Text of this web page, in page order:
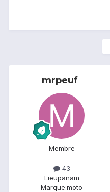
mrpeuf
Membre
43
Lieupanam
Marque:moto